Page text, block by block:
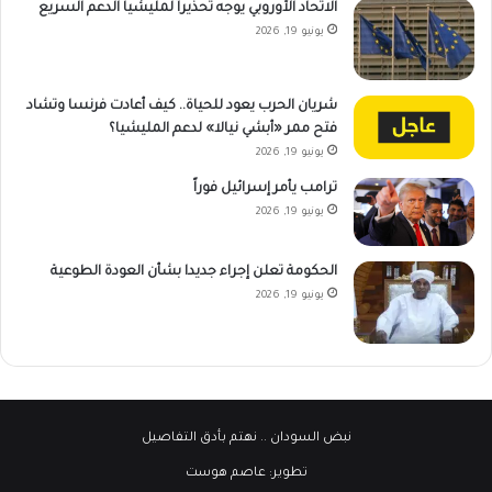
الاتحاد الأوروبي يوجه تحذيراً لمليشيا الدعم السريع
يونيو 19, 2026
شريان الحرب يعود للحياة.. كيف أعادت فرنسا وتشاد
فتح ممر «أبشي نيالا» لدعم المليشيا؟
يونيو 19, 2026
ترامب يأمر إسرائيل فوراً
يونيو 19, 2026
الحكومة تعلن إجراء جديدا بشأن العودة الطوعية
يونيو 19, 2026
نبض السودان .. نهتم بأدق التفاصيل
تطوير:عاصم هوست